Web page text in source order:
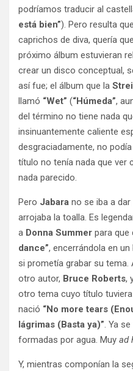
podríamos traducir al
está bien”). Pero resulta que
caprichos de diva, quería
próximo álbum estuvieran
crear un disco conceptual,
así fue; el álbum que la
llamó “Wet” (“Húmeda”,
del término no tiene nada
insinuantemente caliente
desgraciadamente, no
título no tenía nada que ver
nada parecido.
Pero Jabara no se iba a
arrojaba la toalla. Es
a Donna Summer para que
dance”, encerrándola en
si prometía grabar su tema.
otro autor, Bruce Roberts,
otro tema cuyo título
nació “No more tears
lágrimas (Basta ya)”. Ya
formadas por agua. Muy ad
Y, mientras componían la